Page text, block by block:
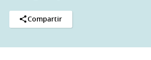
Compartir